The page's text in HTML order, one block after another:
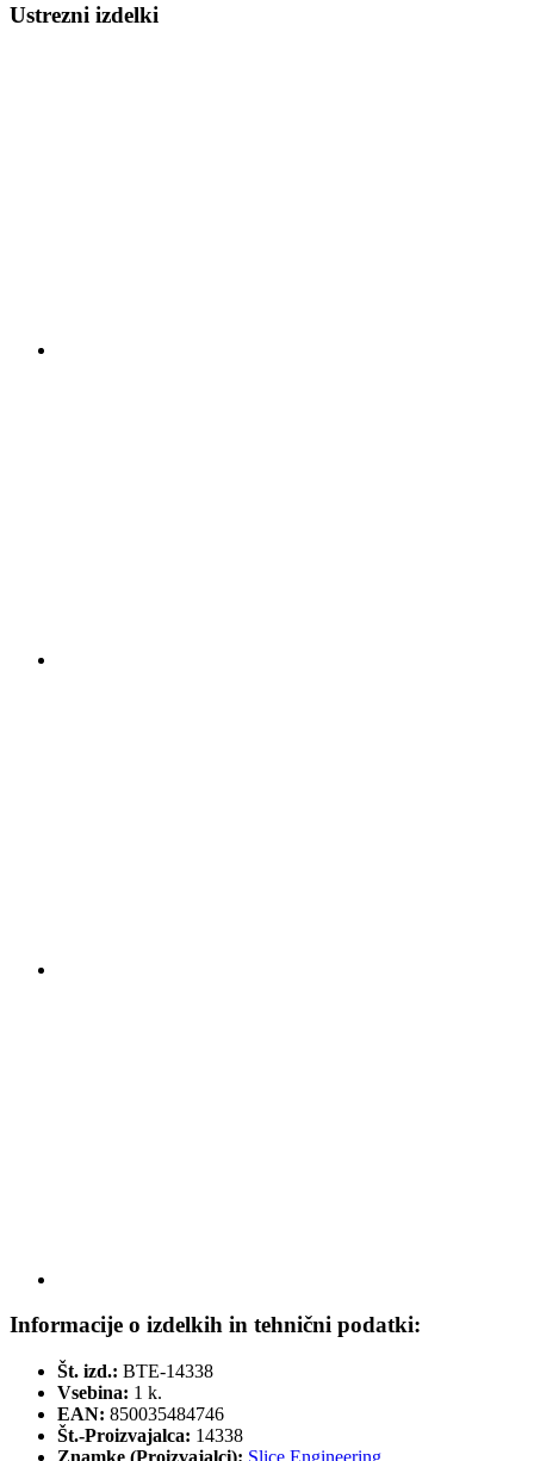
Ustrezni izdelki
Informacije o izdelkih in tehnični podatki:
Št. izd.: BTE-14338
Vsebina: 1 k.
EAN: 850035484746
Št.-Proizvajalca: 14338
Znamke (Proizvajalci): Slice Engineering